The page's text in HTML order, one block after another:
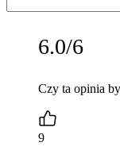
6.0/6
Czy ta opinia
9